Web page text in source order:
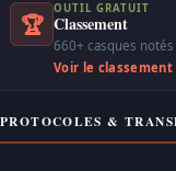
🏆
OUTIL GRATUIT
Classement
660+ casques
Voir le
PROTOCOLES &